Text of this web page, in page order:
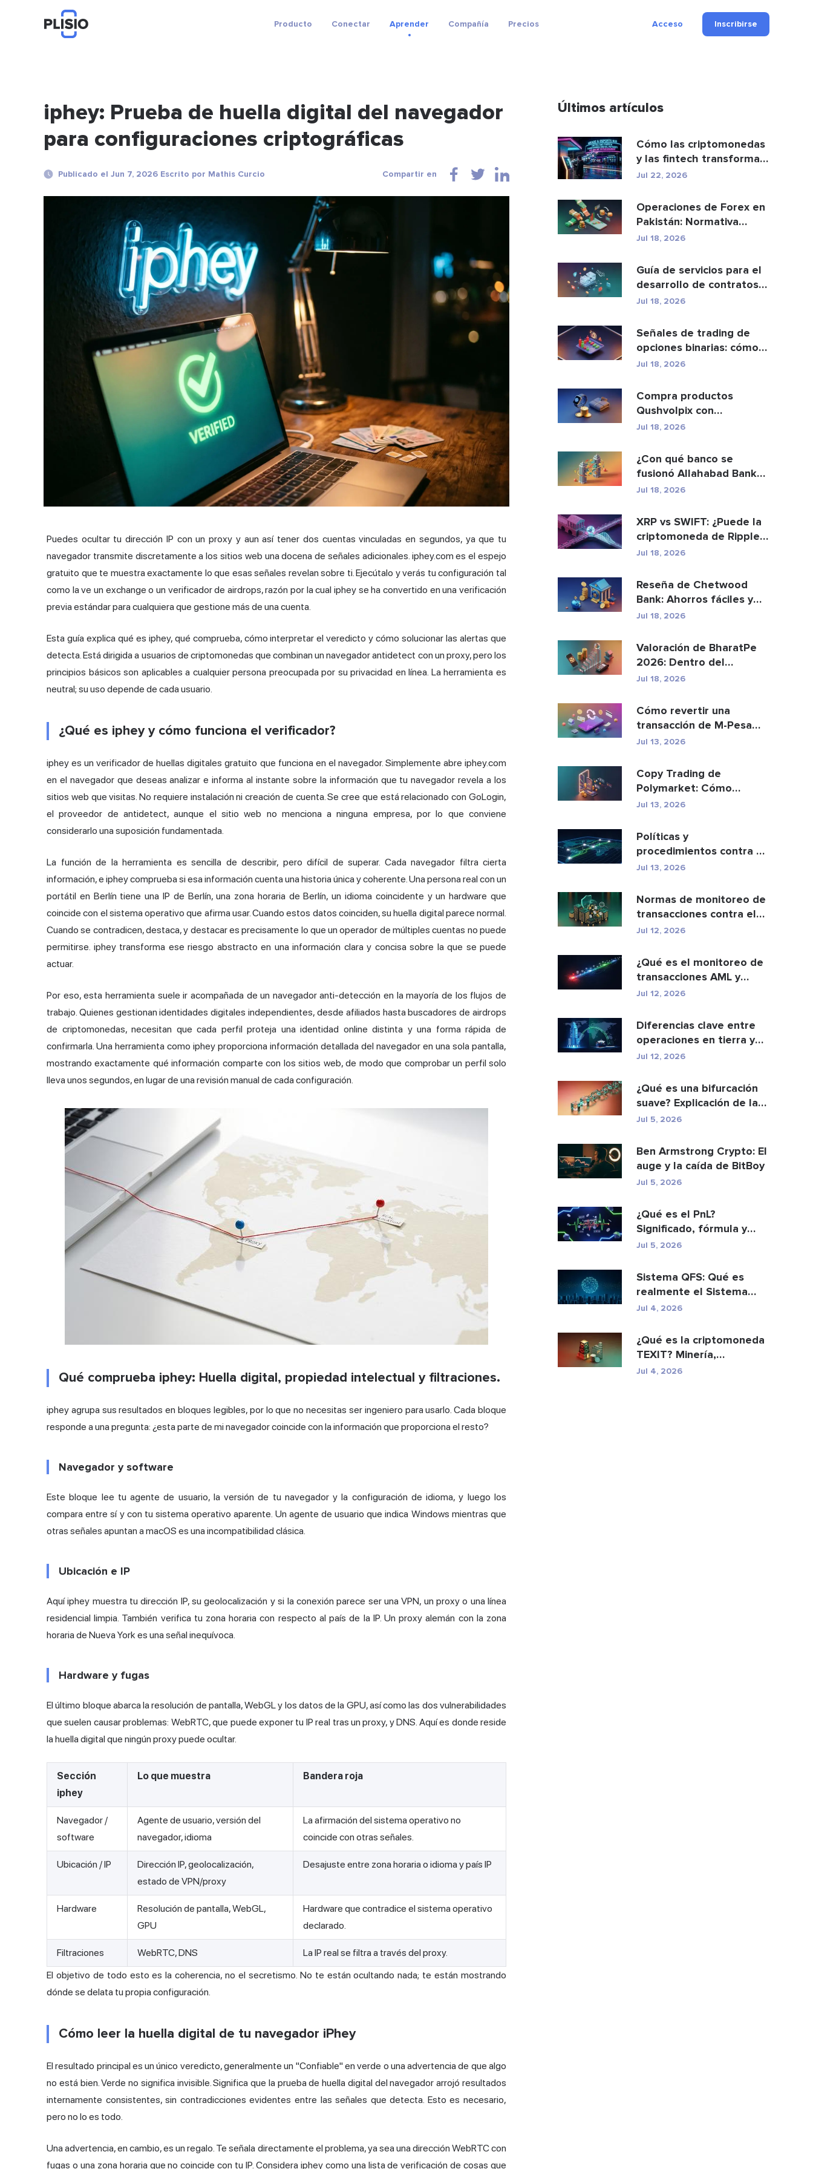
Producto Conectar Aprender Compañía Precios Acceso Inscribirse
iphey: Prueba de huella digital del navegador
para configuraciones criptográficas
Publicado el Jun 7, 2026 Escrito por Mathis Curcio Compartir en
Puedes ocultar tudirección IP con un proxy y aun así tener dos cuentas vinculadas en segundos, ya que tu
navegador transmite discretamente a los sitios web una docena de señales adicionales. iphey.com es el espejo
gratuito que te muestra exactamente lo que esas señales revelan sobre ti. Ejecútalo y verás tu configuración tal
como la ve un exchange o un verificador de airdrops, razón por la cual iphey se ha convertido en una verificación
previa estándar para cualquiera que gestione más de una cuenta.
Esta guía explica qué es iphey, qué comprueba, cómo interpretar el veredicto y cómo solucionar las alertas que
detecta. Está dirigida a usuarios de criptomonedas que combinan un navegador antidetect con un proxy, pero los
principios básicos son aplicables a cualquier persona preocupada por su privacidad en línea. La herramienta es
neutral; su uso depende de cada usuario.
¿Qué es iphey y cómo funciona el verificador?
iphey es un verificador de huellas digitales gratuito que funciona en el navegador. Simplemente abre iphey.com
en el navegador que deseas analizar e informa al instante sobre la información que tu navegador revela a los
sitios web que visitas. No requiere instalación ni creación de cuenta. Se cree que está relacionado con GoLogin,
el proveedor de antidetect, aunque el sitio web no menciona a ninguna empresa, por lo que conviene
considerarlo una suposición fundamentada.
La función de la herramienta es sencilla de describir, pero difícil de superar. Cada navegador filtra cierta
información, e iphey comprueba si esa información cuenta una historia única y coherente. Una persona real con un
portátil en Berlín tiene una IP de Berlín, una zona horaria de Berlín, un idioma coincidente y un hardware que
coincide con el sistema operativo que afirma usar. Cuando estos datos coinciden, suhuella digitalparece normal.
Cuando se contradicen, destaca, y destacar es precisamente lo que un operador de múltiples cuentas no puede
permitirse. iphey transforma ese riesgo abstracto en una información clara y concisa sobre la que se puede
actuar.
Por eso, esta herramienta suele ir acompañada de un navegador anti-detección en la mayoría de los flujos de
trabajo. Quienes gestionan identidades digitales independientes, desde afiliados hasta buscadores de airdrops
de criptomonedas, necesitan que cada perfil proteja una identidad online distinta y una forma rápida de
confirmarla. Una herramienta como iphey proporciona información detallada del navegador en una sola pantalla,
mostrando exactamente qué información comparte con los sitios web, de modo que comprobar un perfil solo
lleva unos segundos, en lugar de una revisión manual de cada configuración.
Qué comprueba iphey: Huella digital, propiedad intelectual y filtraciones.
iphey agrupa sus resultados en bloques legibles, por lo que no necesitas ser ingeniero para usarlo. Cada bloque
responde a una pregunta: ¿esta parte de mi navegador coincide con la información que proporciona el resto?
Navegador y software
Este bloque lee tu agente de usuario, la versión de tu navegador y la configuración de idioma, y luego los
compara entre sí y con tu sistema operativo aparente. Un agente de usuario que indica Windows mientras que
otras señales apuntan a macOS es una incompatibilidad clásica.
Ubicación e IP
Aquí iphey muestra tu dirección IP, su geolocalización y si la conexión parece ser una VPN, un proxy o una línea
residencial limpia. También verifica tu zona horaria con respecto al país de la IP. Un proxy alemán con la zona
horaria de Nueva York es una señal inequívoca.
Hardware y fugas
El último bloque abarca la resolución de pantalla, WebGL y los datos de la GPU, así como las dos vulnerabilidades
que suelen causar problemas: WebRTC, que puede exponer tu IP real tras un proxy, y DNS. Aquí es donde reside
la huella digital que ningún proxy puede ocultar.
Sección
iphey
Lo que muestra Bandera roja
Navegador /
software
Agente de usuario, versión del
navegador, idioma
La afirmación del sistema operativo no
coincide con otras señales.
Ubicación / IP
Dirección IP, geolocalización,
estado de VPN/proxy
Desajuste entre zona horaria o idioma y país IP
Hardware
Resolución de pantalla, WebGL,
GPU
Hardware que contradice el sistema operativo
declarado.
Filtraciones WebRTC, DNS
La IP real se filtra a través del proxy.
El objetivo de todo esto es la coherencia, no el secretismo. No te están ocultando nada; te están mostrando
dónde se delata tu propia configuración.
Cómo leer la huella digital de tu navegador iPhey
El resultado principal es un único veredicto, generalmente un "Confiable" en verde o una advertencia de que algo
no está bien. Verde no significa invisible. Significa que la pruebade huella digital del navegador arrojó resultados
internamente consistentes, sin contradicciones evidentes entre las señales que detecta. Esto es necesario,
pero no lo es todo.
Una advertencia, en cambio, es un regalo. Te señala directamente el problema, ya sea una dirección WebRTC con
fugas o una zona horaria que no coincide con tu IP. Considera iphey como una lista de verificación de cosas que
Últimos artículos
Cómo las criptomonedas
y las fintech transforman
los pagos y el e...
Jul 22, 2026
Operaciones de Forex en
Pakistán: Normativa
legal, brókeres y ap...
Jul 18, 2026
Guía de servicios para el
desarrollo de contratos
inteligentes y ...
Jul 18, 2026
Señales de trading de
opciones binarias: cómo
funcionan y los ri...
Jul 18, 2026
Compra productos
Qushvolpix con
criptomonedas: Bitcoin,
Jul 18, 2026
¿Con qué banco se
fusionó Allahabad Bank?
Historia completa de ...
Jul 18, 2026
XRP vs SWIFT: ¿Puede la
criptomoneda de Ripple
reemplazar a los p...
Jul 18, 2026
Reseña de Chetwood
Bank: Ahorros fáciles y
banca segura
Jul 18, 2026
Valoración de BharatPe
2026: Dentro del
unicornio fintech de
Jul 18, 2026
Cómo revertir una
transacción de M-Pesa
enviada por error
Jul 13, 2026
Copy Trading de
Polymarket: Cómo
replicar las principales
Jul 13, 2026
Políticas y
procedimientos contra el
blanqueo de capitales:
Jul 13, 2026
Normas de monitoreo de
transacciones contra el
lavado de dinero: c...
Jul 12, 2026
¿Qué es el monitoreo de
transacciones AML y
cómo funciona?
Jul 12, 2026
Diferencias clave entre
operaciones en tierra y
en alta mar
Jul 12, 2026
¿Qué es una bifurcación
suave? Explicación de las
actualizacio...
Jul 5, 2026
Ben Armstrong Crypto: El
auge y la caída de BitBoy
Jul 5, 2026
¿Qué es el PnL?
Significado, fórmula y
cómo calcularlo.
Jul 5, 2026
Sistema QFS: Qué es
realmente el Sistema
Financiero Cuántico (20...
Jul 4, 2026
¿Qué es la criptomoneda
TEXIT? Minería,
especificaciones y ries...
Jul 4, 2026